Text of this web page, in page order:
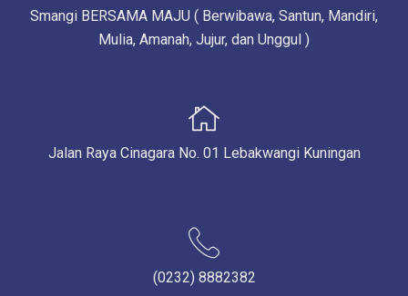
Smangi BERSAMA MAJU ( Berwibawa, Santun, Mandiri,
Mulia, Amanah, Jujur, dan Unggul )
Jalan Raya Cinagara No. 01 Lebakwangi Kuningan
(0232) 8882382